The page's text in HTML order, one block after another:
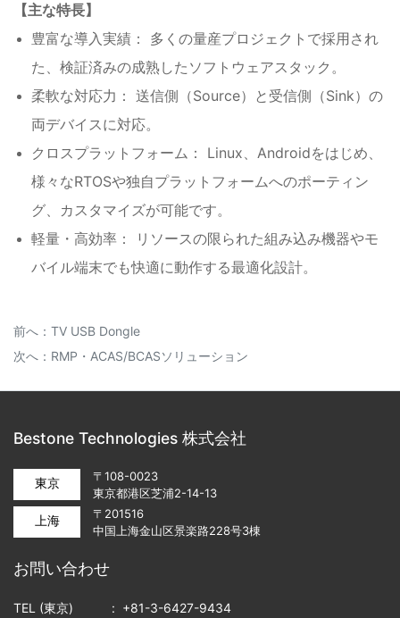
【主な特長】
豊富な導入実績： 多くの量産プロジェクトで採用され
た、検証済みの成熟したソフトウェアスタック。
柔軟な対応力： 送信側（Source）と受信側（Sink）の
両デバイスに対応。
クロスプラットフォーム： Linux、Androidをはじめ、
様々なRTOSや独自プラットフォームへのポーティン
グ、カスタマイズが可能です。
軽量・高効率： リソースの限られた組み込み機器やモ
バイル端末でも快適に動作する最適化設計。
前へ： TV USB Dongle
次へ： RMP・ACAS/BCASソリューション
Bestone Technologies 株式会社
東京
〒108-0023
東京都港区芝浦2-14-13
上海
〒201516
中国上海金山区景楽路228号3棟
お問い合わせ
TEL (東京) : +81-3-6427-9434